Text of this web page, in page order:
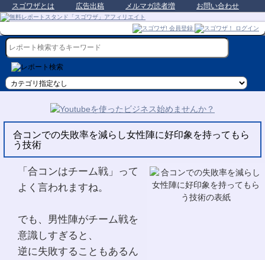
スゴワザとは 広告出稿 メルマガ読者増 お問い合わせ
合コンでの失敗率を減らし女性陣に好印象を持ってもら
う技術
「合コンはチーム戦」って
よく言われますね。
でも、男性陣がチーム戦を
意識しすぎると、
逆に失敗することもあるん